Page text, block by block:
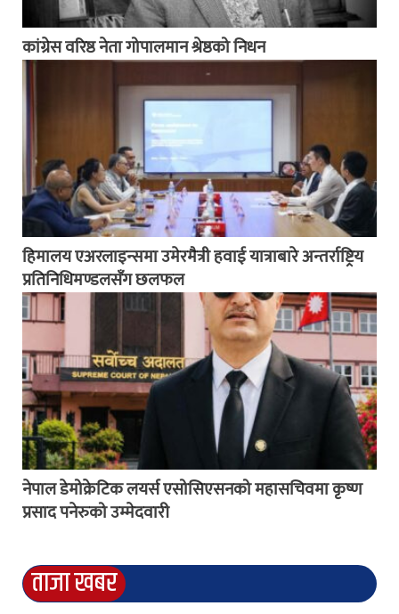
कांग्रेस वरिष्ठ नेता गोपालमान श्रेष्ठको निधन
हिमालय एअरलाइन्समा उमेरमैत्री हवाई यात्राबारे अन्तर्राष्ट्रिय
प्रतिनिधिमण्डलसँग छलफल
नेपाल डेमोक्रेटिक लयर्स एसोसिएसनको महासचिवमा कृष्ण
प्रसाद पनेरुको उम्मेदवारी
ताजा खबर